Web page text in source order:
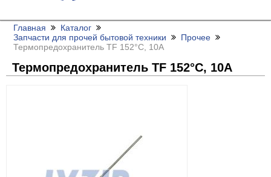
Главная
Каталог
Запчасти для прочей бытовой техники
Прочее
Термопредохранитель TF 152°С, 10А
Термопредохранитель TF 152°С, 10А